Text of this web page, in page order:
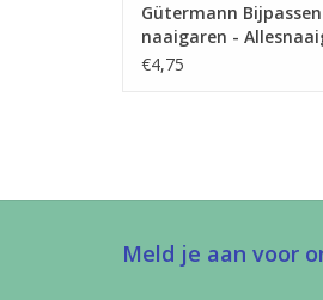
Gütermann
naaigaren -
200m
€4,75
Meld je aan voor